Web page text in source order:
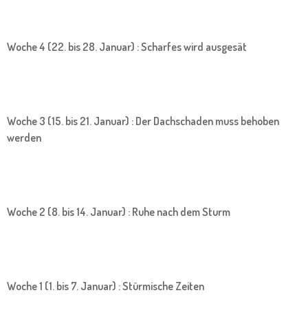
Woche 4 (22. bis 28. Januar) : Scharfes wird ausgesät
Woche 3 (15. bis 21. Januar) : Der Dachschaden muss behoben
werden
Woche 2 (8. bis 14. Januar) : Ruhe nach dem Sturm
Woche 1 (1. bis 7. Januar) : Stürmische Zeiten